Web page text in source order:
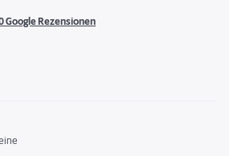
Google Rezensionen